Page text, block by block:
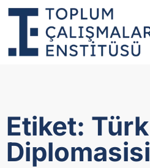
Etiket: Türk
Diplomasisi